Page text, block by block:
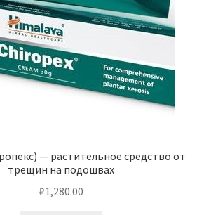
— растительное средство от
трещин на подошвах
₽1,280.00